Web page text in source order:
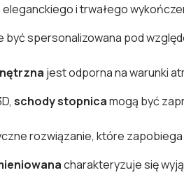
eleganckiego i trwałego
być spersonalizowana pod
jest odporna na warunki
schody stopnicamogą być
rozwiązanie, które
charakteryzuje się